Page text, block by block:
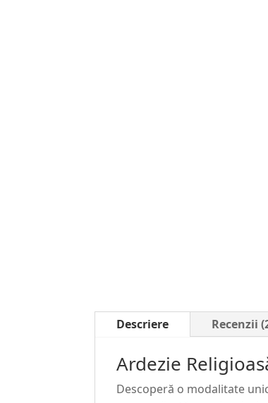
Descriere Recenzii
Ardezie
Descoperă o modalitate